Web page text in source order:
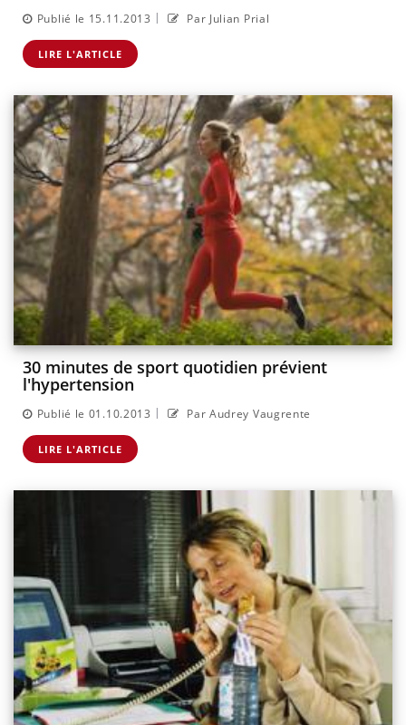
Publié le 15.11.2013 | Par Julian Prial
LIRE L'ARTICLE
30 minutes de sport quotidien prévient
l'hypertension
Publié le 01.10.2013 | Par Audrey Vaugrente
LIRE L'ARTICLE